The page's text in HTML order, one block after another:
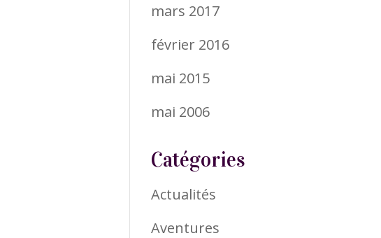
mars 2017
février 2016
mai 2015
mai 2006
Catégories
Actualités
Aventures